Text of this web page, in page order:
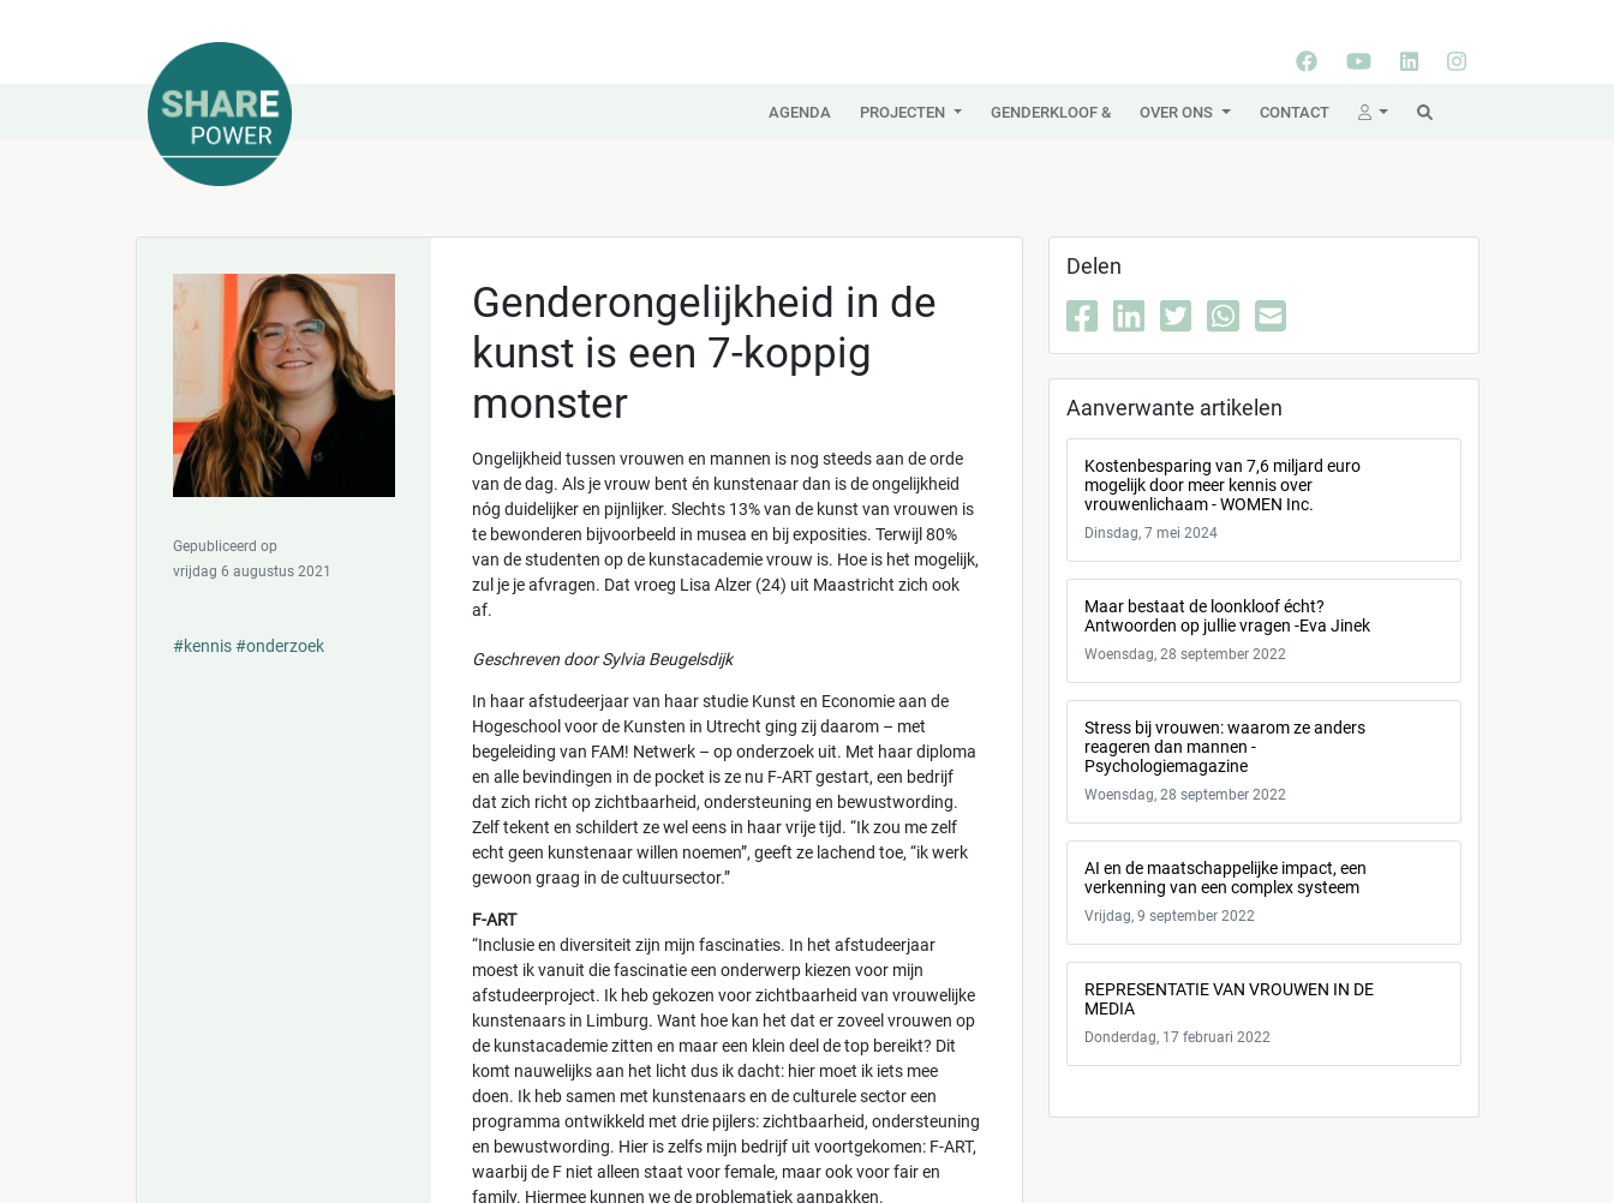
AGENDA PROJECTEN GENDERKLOOF & OVER ONS CONTACT
Gepubliceerd op
vrijdag 6 augustus 2021
#kennis #onderzoek
Genderongelijkheid in de
kunst is een 7-koppig
monster
Ongelijkheid tussen vrouwen en mannen is nog steeds aan de orde
van de dag. Als je vrouw bent én kunstenaar dan is de ongelijkheid
nóg duidelijker en pijnlijker. Slechts 13% van de kunst van vrouwen is
te bewonderen bijvoorbeeld in musea en bij exposities. Terwijl 80%
van de studenten op de kunstacademie vrouw is. Hoe is het mogelijk,
zul je je afvragen. Dat vroeg Lisa Alzer (24) uit Maastricht zich ook
af.
Geschreven door Sylvia Beugelsdijk
In haar afstudeerjaar van haar studie Kunst en Economie aan de
Hogeschool voor de Kunsten in Utrecht ging zij daarom – met
begeleiding van FAM! Netwerk – op onderzoek uit. Met haar diploma
en alle bevindingen in de pocket is ze nu F-ART gestart, een bedrijf
dat zich richt op zichtbaarheid, ondersteuning en bewustwording.
Zelf tekent en schildert ze wel eens in haar vrije tijd. “Ik zou me zelf
echt geen kunstenaar willen noemen”, geeft ze lachend toe, “ik werk
gewoon graag in de cultuursector.”
F-ART
“Inclusie en diversiteit zijn mijn fascinaties. In het afstudeerjaar
moest ik vanuit die fascinatie een onderwerp kiezen voor mijn
afstudeerproject. Ik heb gekozen voor zichtbaarheid van vrouwelijke
kunstenaars in Limburg. Want hoe kan het dat er zoveel vrouwen op
de kunstacademie zitten en maar een klein deel de top bereikt? Dit
komt nauwelijks aan het licht dus ik dacht: hier moet ik iets mee
doen. Ik heb samen met kunstenaars en de culturele sector een
programma ontwikkeld met drie pijlers: zichtbaarheid, ondersteuning
en bewustwording. Hier is zelfs mijn bedrijf uit voortgekomen: F-ART,
waarbij de F niet alleen staat voor female, maar ook voor fair en
family. Hiermee kunnen we de problematiek aanpakken.
Delen
Aanverwante artikelen
Kostenbesparing van 7,6 miljard euro
mogelijk door meer kennis over
vrouwenlichaam - WOMEN Inc.
Dinsdag, 7 mei 2024
Maar bestaat de loonkloof écht?
Antwoorden op jullie vragen -Eva Jinek
Woensdag, 28 september 2022
Stress bij vrouwen: waarom ze anders
reageren dan mannen -
Psychologiemagazine
Woensdag, 28 september 2022
AI en de maatschappelijke impact, een
verkenning van een complex systeem
Vrijdag, 9 september 2022
REPRESENTATIE VAN VROUWEN IN DE
MEDIA
Donderdag, 17 februari 2022